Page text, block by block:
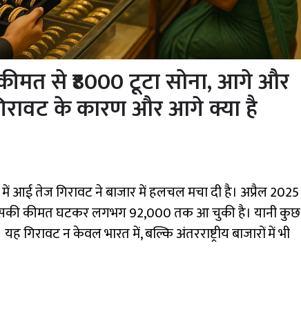
से ₹8000 टूटा सोना, आगे और
के कारण और आगे क्या है
आई तेज गिरावट ने बाजार में हलचल मचा दी है। अप्रैल 2025
उसकी कीमत घटकर लगभग ₹92,000 तक आ चुकी है। यानी कुछ
गिरावट न केवल भारत में, बल्कि अंतरराष्ट्रीय बाजारों में भी